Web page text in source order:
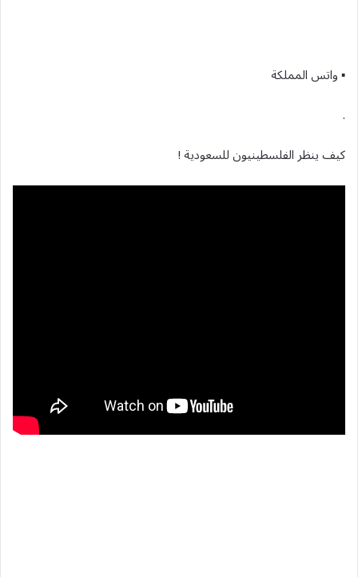
▪︎ واتس المملكة
.
كيف ينظر الفلسطينيون للسعودية !